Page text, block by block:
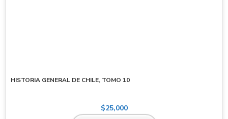
HISTORIA GENERAL DE CHILE, TOMO 10
$25,000